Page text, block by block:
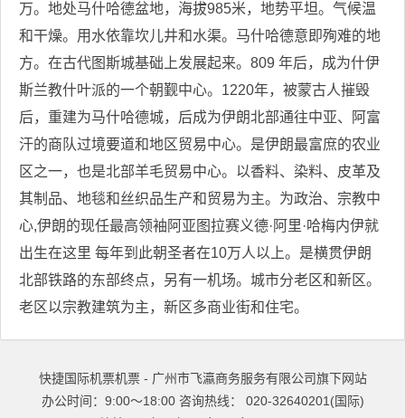
万。地处马什哈德盆地，海拔985米，地势平坦。气候温
和干燥。用水依靠坎儿井和水渠。马什哈德意即殉难的地
方。在古代图斯城基础上发展起来。809 年后，成为什伊
斯兰教什叶派的一个朝觐中心。1220年，被蒙古人摧毁
后，重建为马什哈德城，后成为伊朗北部通往中亚、阿富
汗的商队过境要道和地区贸易中心。是伊朗最富庶的农业
区之一，也是北部羊毛贸易中心。以香料、染料、皮革及
其制品、地毯和丝织品生产和贸易为主。为政治、宗教中
心,伊朗的现任最高领袖阿亚图拉赛义德·阿里·哈梅内伊就
出生在这里 每年到此朝圣者在10万人以上。是横贯伊朗
北部铁路的东部终点，另有一机场。城市分老区和新区。
老区以宗教建筑为主，新区多商业街和住宅。
快捷国际机票机票 - 广州市飞瀛商务服务有限公司旗下网站
办公时间：9:00～18:00 咨询热线： 020-32640201(国际)